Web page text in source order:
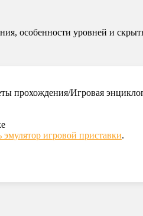
особенности уровней и
прохождения/Игровая
эмулятор игровой приставки.